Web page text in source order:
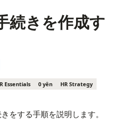
続きを作成す
Essentials 0 yên HR Strategy
をする手順を説明します。